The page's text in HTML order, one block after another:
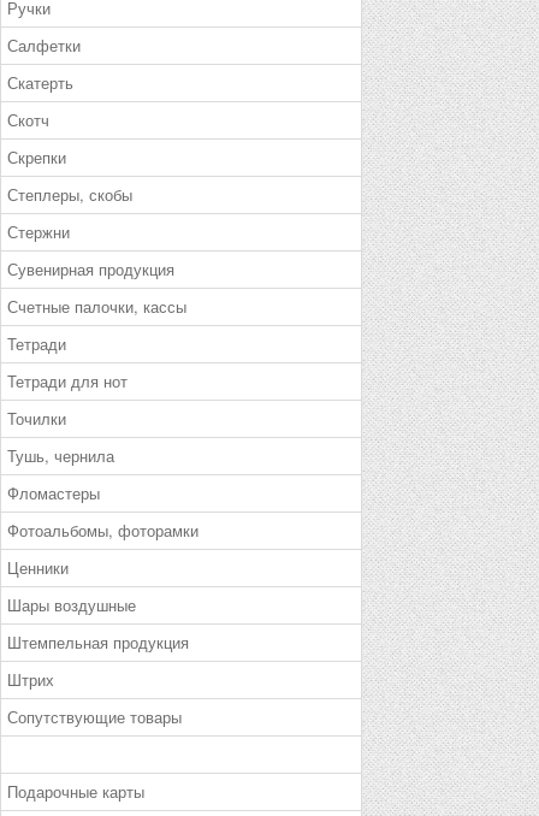
Ручки
Салфетки
Скатерть
Скотч
Скрепки
Степлеры, скобы
Стержни
Сувенирная продукция
Счетные палочки, кассы
Тетради
Тетради для нот
Точилки
Тушь, чернила
Фломастеры
Фотоальбомы, фоторамки
Ценники
Шары воздушные
Штемпельная продукция
Штрих
Сопутствующие товары
Подарочные карты